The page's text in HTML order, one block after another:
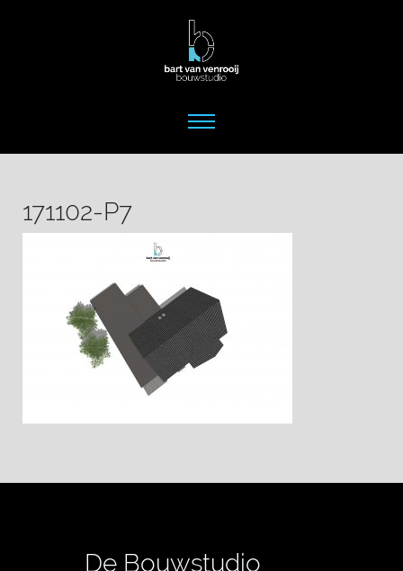
171102-P7
De Bouwstudio